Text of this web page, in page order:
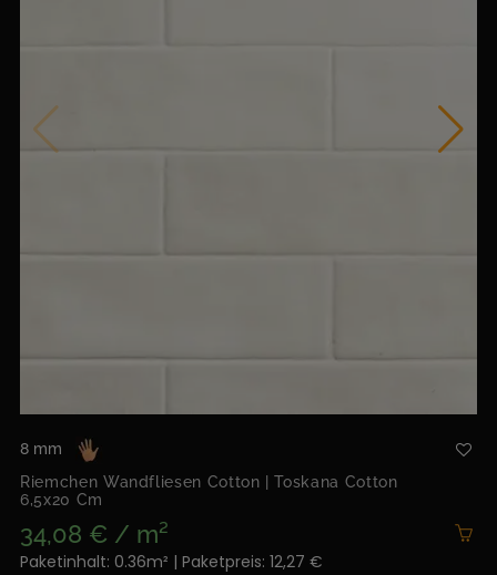
8 mm
Riemchen Wandfliesen Cotton | Toskana Cotton
6,5x20 Cm
34,08 € / m²
Paketinhalt: 0.36m² | Paketpreis: 12,27 €